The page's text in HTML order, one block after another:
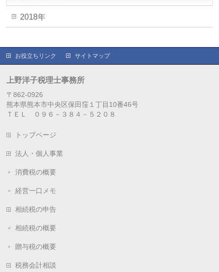
2018年
お役立ちリンク サイトマップ
上野洋子税理士事務所
〒862-0926
熊本県熊本市中央区保田窪１丁目10番46号
ＴＥＬ ０９６－３８４－５２０８
トップページ
法人・個人事業
消費税の概要
経営一口メモ
相続税の申告
相続税の概要
贈与税の概要
税務会計相談